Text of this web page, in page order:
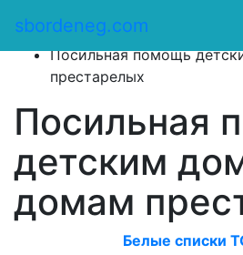
sbordeneg.com
Оказать помощь
Посильная помощь
престарелых
Посильная
детским
домам
Белые списки